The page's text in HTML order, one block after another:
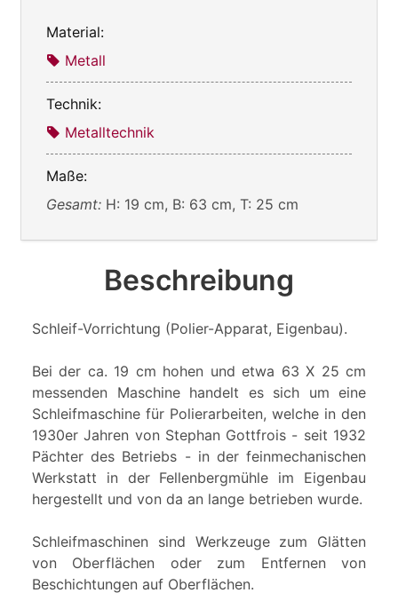
Material:
Metall
Technik:
Metalltechnik
Maße:
Gesamt: H: 19 cm, B: 63 cm, T: 25 cm
Beschreibung
Schleif-Vorrichtung (Polier-Apparat, Eigenbau).
Bei der ca. 19 cm hohen und etwa 63 X 25 cm
messenden Maschine handelt es sich um eine
Schleifmaschine für Polierarbeiten, welche in den
1930er Jahren von Stephan Gottfrois - seit 1932
Pächter des Betriebs - in der feinmechanischen
Werkstatt in der Fellenbergmühle im Eigenbau
hergestellt und von da an lange betrieben wurde.
Schleifmaschinen sind Werkzeuge zum Glätten
von Oberflächen oder zum Entfernen von
Beschichtungen auf Oberflächen.